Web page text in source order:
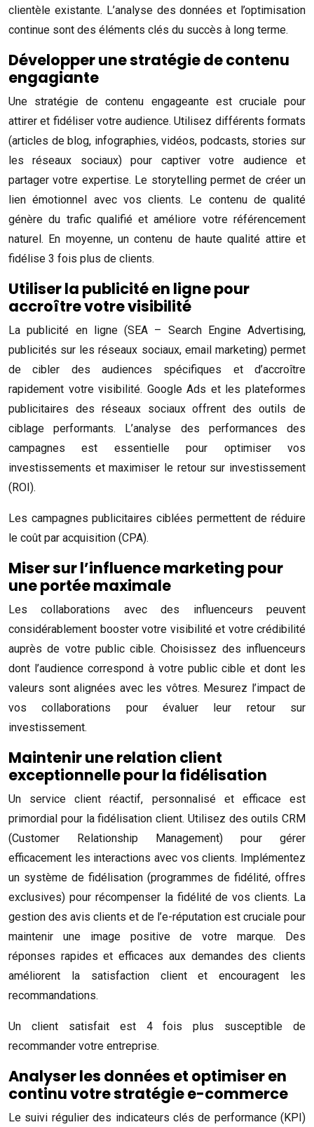
clientèle existante. L’analyse des données et l’optimisation
continue sont des éléments clés du succès à long terme.
Développer une stratégie de contenu
engagiante
Une stratégie de contenu engageante est cruciale pour
attirer et fidéliser votre audience. Utilisez différents formats
(articles de blog, infographies, vidéos, podcasts, stories sur
les réseaux sociaux) pour captiver votre audience et
partager votre expertise. Le storytelling permet de créer un
lien émotionnel avec vos clients. Le contenu de qualité
génère du trafic qualifié et améliore votre référencement
naturel. En moyenne, un contenu de haute qualité attire et
fidélise 3 fois plus de clients.
Utiliser la publicité en ligne pour
accroître votre visibilité
La publicité en ligne (SEA – Search Engine Advertising,
publicités sur les réseaux sociaux, email marketing) permet
de cibler des audiences spécifiques et d’accroître
rapidement votre visibilité. Google Ads et les plateformes
publicitaires des réseaux sociaux offrent des outils de
ciblage performants. L’analyse des performances des
campagnes est essentielle pour optimiser vos
investissements et maximiser le retour sur investissement
(ROI).
Les campagnes publicitaires ciblées permettent de réduire
le coût par acquisition (CPA).
Miser sur l’influence marketing pour
une portée maximale
Les collaborations avec des influenceurs peuvent
considérablement booster votre visibilité et votre crédibilité
auprès de votre public cible. Choisissez des influenceurs
dont l’audience correspond à votre public cible et dont les
valeurs sont alignées avec les vôtres. Mesurez l’impact de
vos collaborations pour évaluer leur retour sur
investissement.
Maintenir une relation client
exceptionnelle pour la fidélisation
Un service client réactif, personnalisé et efficace est
primordial pour la fidélisation client. Utilisez des outils CRM
(Customer Relationship Management) pour gérer
efficacement les interactions avec vos clients. Implémentez
un système de fidélisation (programmes de fidélité, offres
exclusives) pour récompenser la fidélité de vos clients. La
gestion des avis clients et de l’e-réputation est cruciale pour
maintenir une image positive de votre marque. Des
réponses rapides et efficaces aux demandes des clients
améliorent la satisfaction client et encouragent les
recommandations.
Un client satisfait est 4 fois plus susceptible de
recommander votre entreprise.
Analyser les données et optimiser en
continu votre stratégie e-commerce
Le suivi régulier des indicateurs clés de performance (KPI)